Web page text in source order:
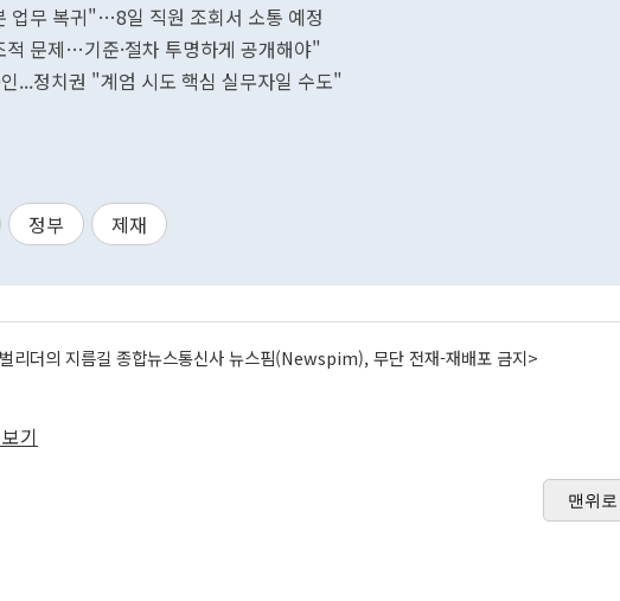
업무 복귀"…8일 직원 조회서 소통 예정
문제…기준·절차 투명하게 공개해야"
...정치권 "계엄 시도 핵심 실무자일 수도"
정부 제재
리더의 지름길 종합뉴스통신사 뉴스핌(Newspim), 무단 전재-재배포 금지>
기
맨위로